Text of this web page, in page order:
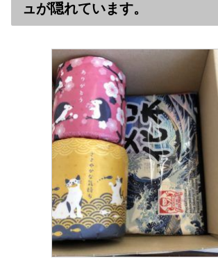
ュが隠れています。